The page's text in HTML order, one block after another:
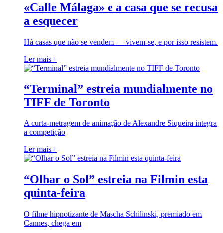
«Calle Málaga» e a casa que se recusa
a esquecer
Há casas que não se vendem — vivem-se, e por isso resistem.
Ler mais+
“Terminal” estreia mundialmente no
TIFF de Toronto
A curta-metragem de animação de Alexandre Siqueira integra
a competição
Ler mais+
“Olhar o Sol” estreia na Filmin esta
quinta-feira
O filme hipnotizante de Mascha Schilinski, premiado em
Cannes, chega em